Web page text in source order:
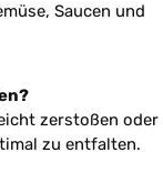
Saucen und
zerstoßen oder
zu entfalten.